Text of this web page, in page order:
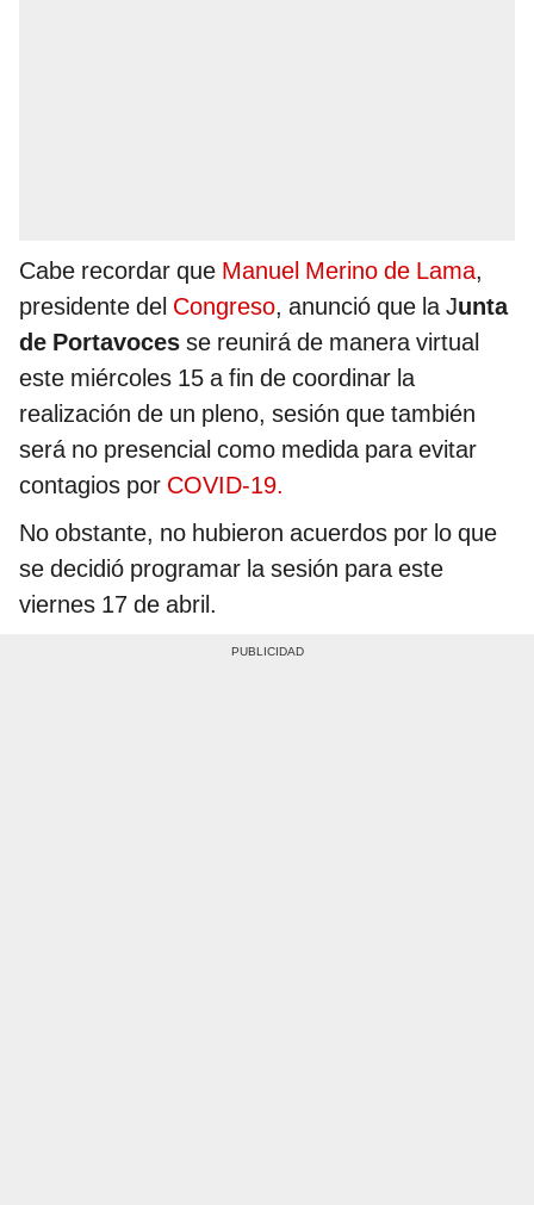
Cabe recordar que Manuel Merino de Lama,
presidente del Congreso, anunció que la Junta
de Portavoces se reunirá de manera virtual
este miércoles 15 a fin de coordinar la
realización de un pleno, sesión que también
será no presencial como medida para evitar
contagios por COVID-19.
No obstante, no hubieron acuerdos por lo que
se decidió programar la sesión para este
viernes 17 de abril.